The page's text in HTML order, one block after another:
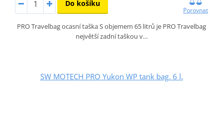
Do košíku
Porovnat
PRO Travelbag ocasní taška S objemem 65 litrů je PRO Travelbag
největší zadní taškou v…
SW MOTECH PRO Yukon WP tank bag. 6 l.